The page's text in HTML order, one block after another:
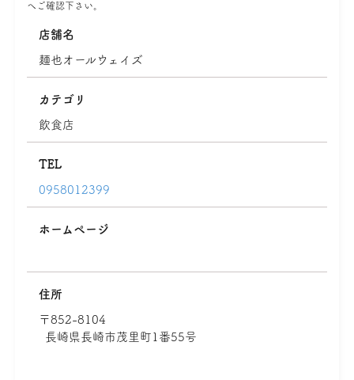
へご確認下さい。
店舗名
麺也オールウェイズ
カテゴリ
飲食店
TEL
0958012399
ホームページ
住所
〒852-8104
長崎県長崎市茂里町1番55号